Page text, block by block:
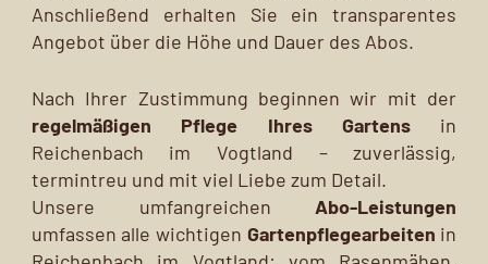
Anschließend erhalten Sie ein transparentes
Angebot über die Höhe und Dauer des Abos.
Nach Ihrer Zustimmung beginnen wir mit der
regelmäßigen Pflege Ihres Gartensin
Reichenbach im Vogtland – zuverlässig,
termintreu und mit viel Liebe zum Detail.
Unsere umfangreichen Abo-Leistungen
umfassen alle wichtigen Gartenpflegearbeiten in